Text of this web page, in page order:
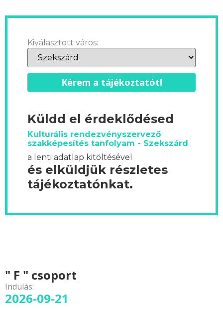
Kiválasztott város:
Kérem a tájékoztatót!
Küldd el érdeklődésed
Kulturális rendezvényszervező
szakképesítés tanfolyam - Szekszárd
a lenti adatlap kitöltésével
és elküldjük részletes
tájékoztatónkat.
" F " csoport
Indulás:
2026-09-21